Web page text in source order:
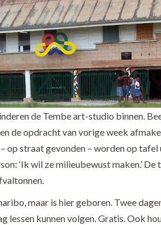
de Tembe art-studio binnen.
de opdracht van vorige week
op straat gevonden – worden op
‘Ik wil ze milieubewust maken.’
maar is hier geboren. Twee
lessen kunnen volgen. Gratis. Ook